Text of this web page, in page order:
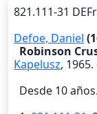
821.111-31 DEFr
Defoe, Daniel
Robinson
Kapelusz, 1965.
Desde 10